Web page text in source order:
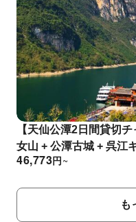
【天仙公潭2日間貸切
女山 + 公潭古城 + 呉江
円
46,773 ~
も